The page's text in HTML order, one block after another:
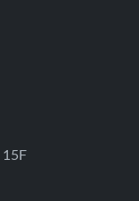
15F